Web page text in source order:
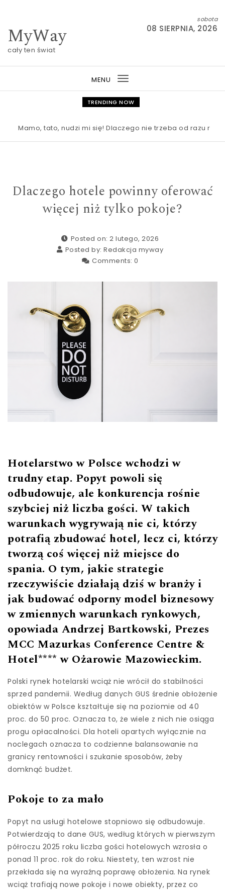
MyWay
cały ten świat
sobota
08 SIERPNIA, 2026
MENU
Toggle
navigation
TRENDING NOW
Mamo, tato, nudzi mi się! Dlaczego nie trzeba od razu
Dlaczego hotele powinny oferować
więcej niż tylko pokoje?
Posted on: 2 lutego, 2026
Posted by: Redakcja myway
Comments: 0
Hotelarstwo w Polsce wchodzi w
trudny etap. Popyt powoli się
odbudowuje, ale konkurencja rośnie
szybciej niż liczba gości. W takich
warunkach wygrywają nie ci, którzy
potrafią zbudować hotel, lecz ci, którzy
tworzą coś więcej niż miejsce do
spania. O tym, jakie strategie
rzeczywiście działają dziś w branży i
jak budować odporny model biznesowy
w zmiennych warunkach rynkowych,
opowiada Andrzej Bartkowski, Prezes
MCC Mazurkas Conference Centre &
Hotel**** w Ożarowie Mazowieckim.
Polski rynek hotelarski wciąż nie wrócił do stabilności
sprzed pandemii. Według danych GUS średnie obłożenie
obiektów w Polsce kształtuje się na poziomie od 40
proc. do 50 proc. Oznacza to, że wiele z nich nie osiąga
progu opłacalności. Dla hoteli opartych wyłącznie na
noclegach oznacza to codzienne balansowanie na
granicy rentowności i szukanie sposobów, żeby
domknąć budżet.
Pokoje to za mało
Popyt na usługi hotelowe stopniowo się odbudowuje.
Potwierdzają to dane GUS, według których w pierwszym
półroczu 2025 roku liczba gości hotelowych wzrosła o
ponad 11 proc. rok do roku. Niestety, ten wzrost nie
przekłada się na wyraźną poprawę obłożenia. Na rynek
wciąż trafiają nowe pokoje i nowe obiekty, przez co